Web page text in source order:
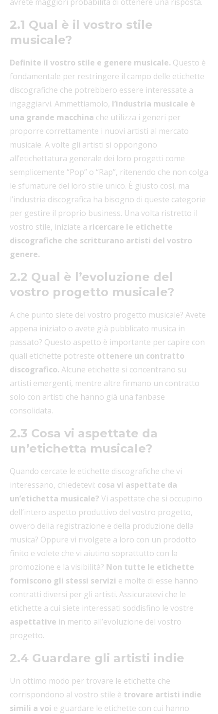
2.1 Qual è il vostro stile
musicale?
Definite il vostro stile e genere musicale. Questo è
fondamentale per restringere il campo delle etichette
discografiche che potrebbero essere interessate a
ingaggiarvi. Ammettiamolo, l’industria musicale è
una grande macchina che utilizza i generi per
proporre correttamente i nuovi artisti al mercato
musicale. A volte gli artisti si oppongono
all’etichettatura generale dei loro progetti come
semplicemente “Pop” o “Rap”, ritenendo che non colga
le sfumature del loro stile unico. È giusto così, ma
l’industria discografica ha bisogno di queste categorie
per gestire il proprio business. Una volta ristretto il
vostro stile, iniziate a ricercare le etichette
discografiche che scritturano artisti del vostro
genere.
2.2 Qual è l’evoluzione del
vostro progetto musicale?
A che punto siete del vostro progetto musicale? Avete
appena iniziato o avete già pubblicato musica in
passato? Questo aspetto è importante per capire con
quali etichette potreste ottenere un contratto
discografico. Alcune etichette si concentrano su
artisti emergenti, mentre altre firmano un contratto
solo con artisti che hanno già una fanbase
consolidata.
2.3 Cosa vi aspettate da
un’etichetta musicale?
Quando cercate le etichette discografiche che vi
interessano, chiedetevi: cosa vi aspettate da
un’etichetta musicale? Vi aspettate che si occupino
dell’intero aspetto produttivo del vostro progetto,
ovvero della registrazione e della produzione della
musica? Oppure vi rivolgete a loro con un prodotto
finito e volete che vi aiutino soprattutto con la
promozione e la visibilità? Non tutte le etichette
forniscono gli stessi servizi e molte di esse hanno
contratti diversi per gli artisti. Assicuratevi che le
etichette a cui siete interessati soddisfino le vostre
aspettative in merito all’evoluzione del vostro
progetto.
2.4 Guardare gli artisti indie
Un ottimo modo per trovare le etichette che
corrispondono al vostro stile è trovare artisti indie
simili a voi e guardare le etichette con cui hanno